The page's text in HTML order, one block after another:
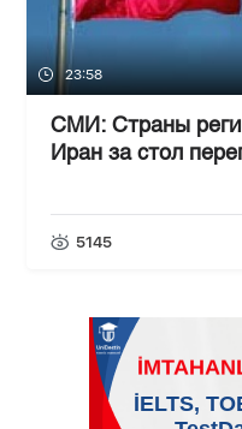
23:58
СМИ: Страны
Иран за стол
5145